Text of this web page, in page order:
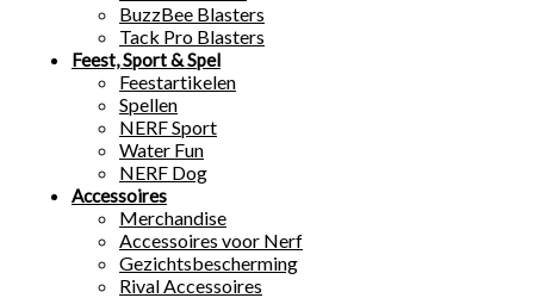
BuzzBee Blasters
Tack Pro Blasters
Feest, Sport & Spel
Feestartikelen
Spellen
NERF Sport
Water Fun
NERF Dog
Accessoires
Merchandise
Accessoires voor Nerf
Gezichtsbescherming
Rival Accessoires